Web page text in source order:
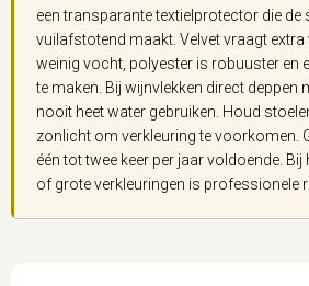
een transparante textielprotector die de
vuilafstotend maakt. Velvet vraagt
weinig vocht, polyester is robuuster en
te maken. Bij wijnvlekken direct deppen
nooit heet water gebruiken. Houd
zonlicht om verkleuring te voorkomen.
één tot twee keer per jaar voldoende. Bij
of grote verkleuringen is professionele